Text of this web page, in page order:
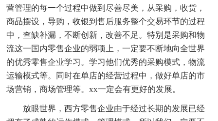
营管理的每一个过程中做到尽善尽美，从采购，收货，
商品摆设，导购，收银到售后服务整个交易环节的过程
中，查缺补漏，不断创新，改善不足。特别是采购和物
流这一国内零售企业的弱项上，一定要不断地向全世界
的优秀零售企业学习。学习他们优秀的采购模式，物流
运输模式等。同时在单店的经营过程中，做好单店的市
场营销，商场管理等。xx一定会有更好的发展。
放眼世界，西方零售企业由于经过长期的发展已经